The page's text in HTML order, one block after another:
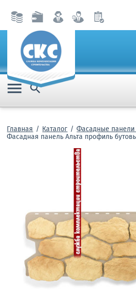
 
Главная Каталог Фасадные
Фасадная панель Альта профиль